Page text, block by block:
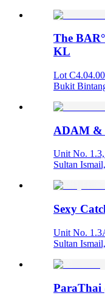
The
KL
Lot
Bukit
ADAM &
Unit No.
Sultan
Sexy
Unit No.
Sultan
ParaThai